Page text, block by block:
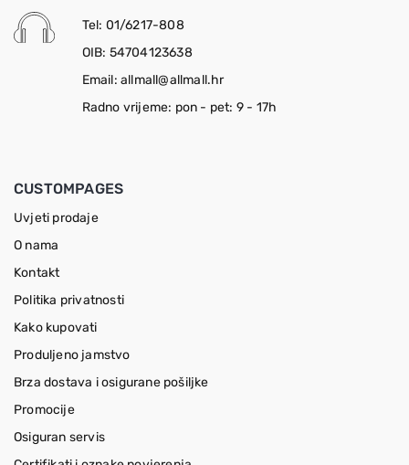
Tel: 01/6217-808
OIB: 54704123638
Email: allmall@allmall.hr
Radno vrijeme: pon - pet: 9 - 17h
CUSTOMPAGES
Uvjeti prodaje
O nama
Kontakt
Politika privatnosti
Kako kupovati
Produljeno jamstvo
Brza dostava i osigurane pošiljke
Promocije
Osiguran servis